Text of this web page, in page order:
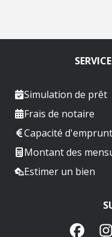
Simulation de prêt
Frais de notaire
Capacité d'emprunt
Montant des
Estimer un bien
Facebook